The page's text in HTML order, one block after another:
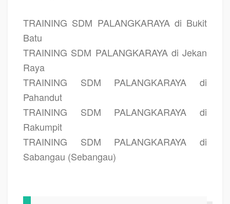
TRAINING SDM PALANGKARAYA di Bukit
Batu
TRAINING SDM PALANGKARAYA di Jekan
Raya
TRAINING SDM PALANGKARAYA di
Pahandut
TRAINING SDM PALANGKARAYA di
Rakumpit
TRAINING SDM PALANGKARAYA di
Sabangau (Sebangau)